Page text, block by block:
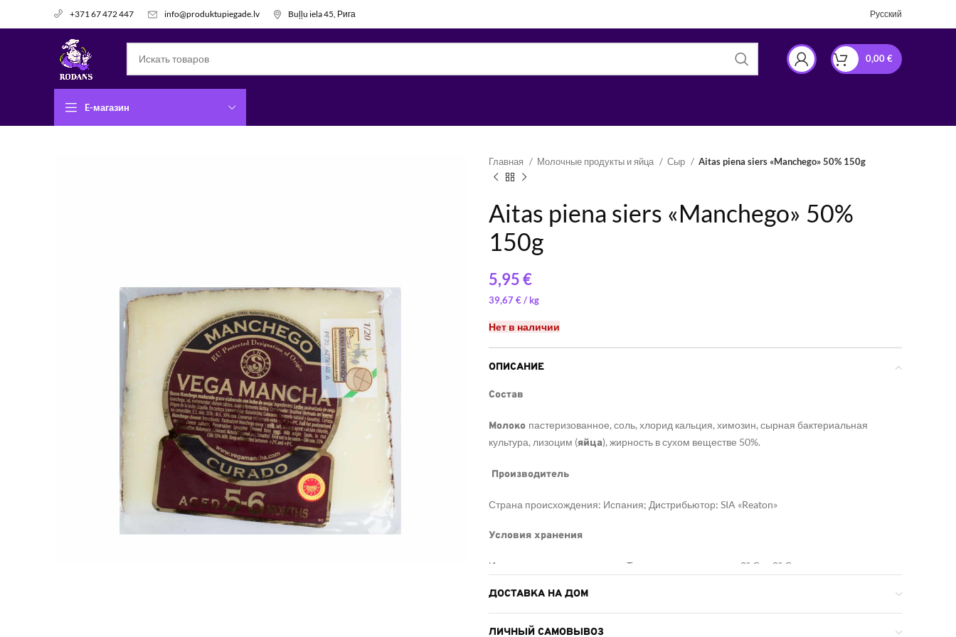
+371 67 472 447 info@produktupiegade.lv Buļļu iela 45, Рига Русский
0,00€
E-магазин
Главная Молочные продукты и яйца Сыр Aitas piena siers «Manchego» 50% 150g
Aitas piena siers «Manchego» 50%
150g
€
39,67 €/
Нет в наличии
ОПИСАНИЕ
Состав
Молоко пастеризованное, соль, хлорид кальция, химозин, сырная бактериальная
культура, лизоцим (яйца), жирность в сухом веществе 50%.
Производитель
Страна происхождения: Испания; Дистрибьютор: SIA «Reaton»
Условия хранения
Использование: см. упаковку. Температура хранения: 2° C — 8° C.
Пищевая ценность (100 g/ml)
Энергетическая ценность 1889 кДж / 456 ккал. Жиры 39,3 г, в том числе насыщенные
ДОСТАВКА НА ДОМ
ЛИЧНЫЙ САМОВЫВОЗ